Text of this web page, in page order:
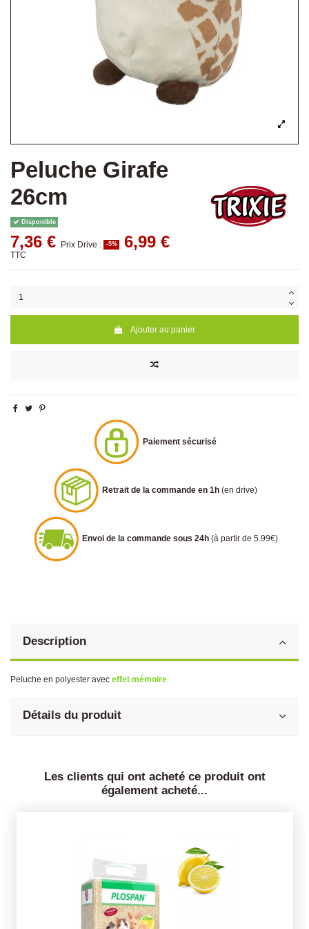
Peluche Girafe
26cm
Disponible
7,36 € Prix Drive : -5% 6,99 €
TTC
Ajouter au panier
Paiement sécurisé
Retrait de la commande en 1h (en drive)
Envoi de la commande sous 24h (à partir de 5.99€)
Description
Peluche en polyester avec effet mémoire
Détails du produit
Les clients qui ont acheté ce produit ont
également acheté...